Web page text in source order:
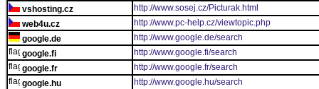
vshosting.cz
http://www.sosej.cz/Picturak.html
web4u.cz
http://www.pc-help.cz/viewtopic.php
google.de
http://www.google.de/search
google.fi
http://www.google.fi/search
google.fr
http://www.google.fr/search
google.hu
http://www.google.hu/search